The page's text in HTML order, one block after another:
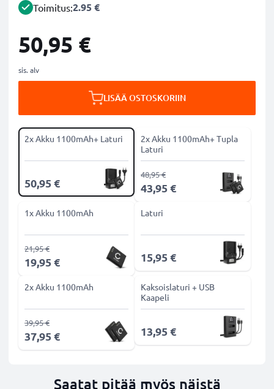
Toimitus:2.95 €
50,95 €
sis. alv
LISÄÄ OSTOSKORIIN
2x Akku 1100mAh+ Laturi
50,95 €
2x Akku 1100mAh+ Tupla
Laturi
43,95 €
48,95 €
1x Akku 1100mAh
19,95 €
21,95 €
Laturi
15,95 €
2x Akku 1100mAh
37,95 €
39,95 €
Kaksoislaturi + USB
Kaapeli
13,95 €
Saatat pitää myös näistä